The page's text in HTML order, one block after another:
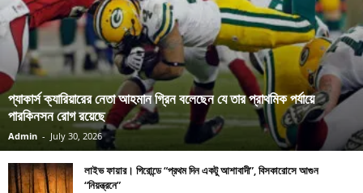
প্যাকার্স ক্যারিয়ারের নেতা আহমান গ্রিন বলেছেন যে তার প্রাথমিক পর্যায়ে
পারকিনসন রোগ রয়েছে
Admin - July 30, 2026
লাইভ ফায়ার। গিরোন্ডে “প্রথম দিন একটু আশাবাদী”, বিসকারোসে আগুন
“নিয়ন্ত্রনে”